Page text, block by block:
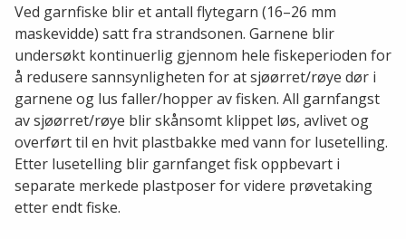
Ved garnfiske blir et antall flytegarn (16–26 mm
maskevidde) satt fra strandsonen. Garnene blir
undersøkt kontinuerlig gjennom hele fiskeperioden for
å redusere sannsynligheten for at sjøørret/røye dør i
garnene og lus faller/hopper av fisken. All garnfangst
av sjøørret/røye blir skånsomt klippet løs, avlivet og
overført til en hvit plastbakke med vann for lusetelling.
Etter lusetelling blir garnfanget fisk oppbevart i
separate merkede plastposer for videre prøvetaking
etter endt fiske.